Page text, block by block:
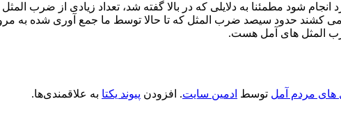
شود مطمئنا به دلایلی که در بالا گفته شد، تعداد زیادی از ضرب
المثل های آمل هست.
های مردم آمل توسط ادمین سایت. افزودن پیوند یکتا به علاقمندی‌ها.